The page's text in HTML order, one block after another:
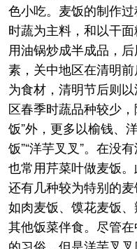
色小吃。麦饭的制作
时蔬为主料，和以干
用油锅炒成半成品，
素，关中地区在清明
为食材，清明节后则
区春季时蔬品种较少
饭”外，更多以榆钱、
饭”“洋芋叉叉”。在没
也常用芹菜叶做麦饭。
还有几种较为特别的
如肉麦饭、馍花麦饭
其他饭菜伴食。尽管